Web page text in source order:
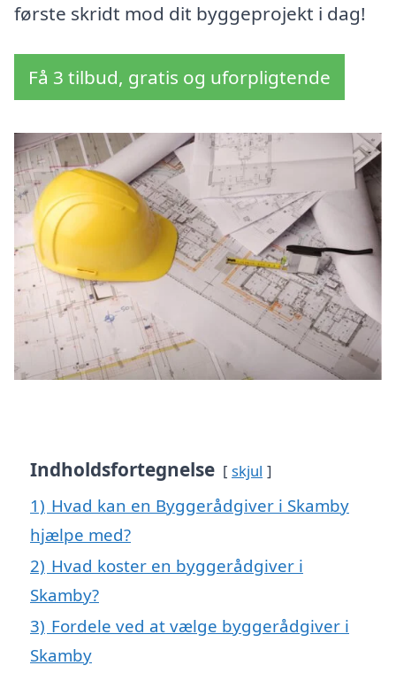
første skridt mod dit byggeprojekt i dag!
Få 3 tilbud, gratis og uforpligtende
Indholdsfortegnelse skjul
1) Hvad kan en Byggerådgiver i Skamby
hjælpe med?
2) Hvad koster en byggerådgiver i
Skamby?
3) Fordele ved at vælge byggerådgiver i
Skamby